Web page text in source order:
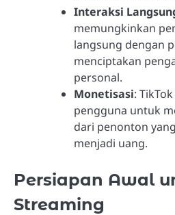
Interaksi
memungkinkan
langsung dengan
menciptakan
personal.
Monetisasi:
pengguna untuk
dari penonton
menjadi uang.
Persiapan Awal
Streaming